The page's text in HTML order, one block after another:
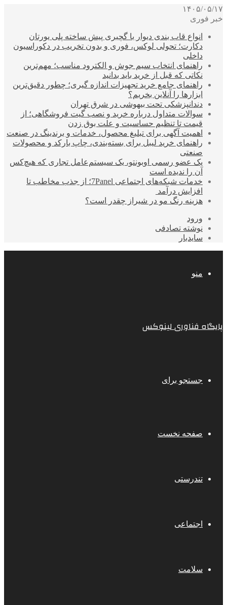
۱۴۰۵/۰۵/۱۷
خبر فوری
انواع قاب بندی دیوار با گچبری پیش ساخته پلی یورتان
دکارت؛ تحولی لوکس، فوری و بدون تخریب در دکوراسیون
داخلی
راهنمای انتخاب سیم جوش و الکترود مناسب؛ مهم‌ترین
نکاتی که قبل از خرید باید بدانید
راهنمای جامع خرید تجهیزات اندازه گیری؛ چطور دقیق‌ترین
ابزارها را آنلاین بخریم؟
دندانپزشکی تحت بیهوشی در شرق تهران
سوالات متداول درباره خرید و نصب گیت فروشگاهی؛ از
قیمت تا تنظیم حساسیت و علت بوق زدن
اهمیت آگهی برای تبلیغ محصول، خدمات و برندینگ در صنعت
راهنمای خرید لیبل برای بسته‌بندی، چاپ بارکد و محصولات
صنعتی
یک عضو رسمی اوبونتو، یک سیستم‌عامل تجاری که هیچ‌کس
آن را ندیده است
خدمات شبکه‌های اجتماعی 7Panel؛ از جذب مخاطب تا
افزایش درآمد
هزینه رنگ مو در شیراز چقدر است؟
ورود
نوشته تصادفی
سایدبار
منو
پایگاه فناوری لینوکس
جستجو برای
صفحه نخست
تندرستی
اجتماعی
سلامت